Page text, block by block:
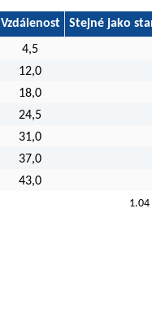
Vzdálenost
Stejné jako
4,5
12,0
18,0
24,5
31,0
37,0
43,0
1.04